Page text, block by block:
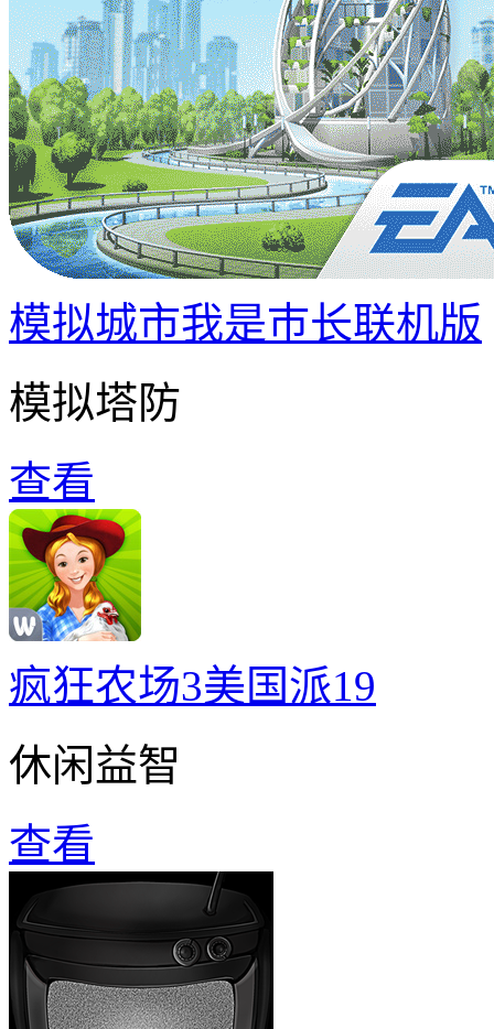
模拟城市我是巿长联机版
模拟塔防
查看
疯狂农场3美国派19
休闲益智
查看